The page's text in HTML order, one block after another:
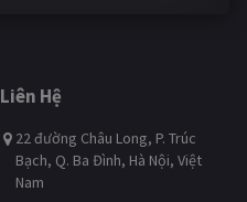
Liên Hệ
22 đường Châu Long, P. Trúc
Bạch, Q. Ba Đình, Hà Nội, Việt
Nam